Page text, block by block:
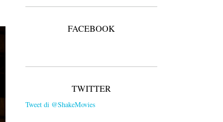
FACEBOOK
TWITTER
Tweet di @ShakeMovies